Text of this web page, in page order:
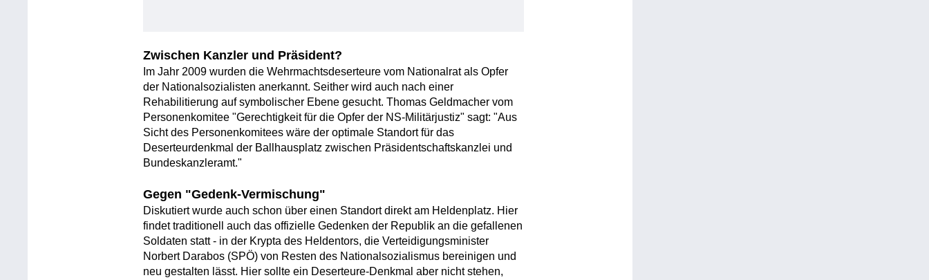
Zwischen Kanzler und Präsident?
Im Jahr 2009 wurden die Wehrmachtsdeserteure vom Nationalrat als Opfer
der Nationalsozialisten anerkannt. Seither wird auch nach einer
Rehabilitierung auf symbolischer Ebene gesucht. Thomas Geldmacher vom
Personenkomitee "Gerechtigkeit für die Opfer der NS-Militärjustiz" sagt: "Aus
Sicht des Personenkomitees wäre der optimale Standort für das
Deserteurdenkmal der Ballhausplatz zwischen Präsidentschaftskanzlei und
Bundeskanzleramt."
Gegen "Gedenk-Vermischung"
Diskutiert wurde auch schon über einen Standort direkt am Heldenplatz. Hier
findet traditionell auch das offizielle Gedenken der Republik an die gefallenen
Soldaten statt - in der Krypta des Heldentors, die Verteidigungsminister
Norbert Darabos (SPÖ) von Resten des Nationalsozialismus bereinigen und
neu gestalten lässt. Hier sollte ein Deserteure-Denkmal aber nicht stehen,